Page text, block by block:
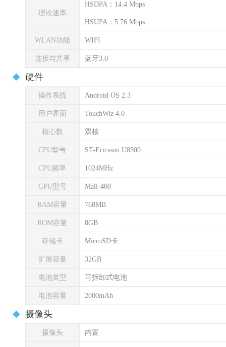
理论速率
HSDPA：14.4 Mbps
HSUPA：5.76 Mbps
WLAN功能 WIFI
连接与共享 蓝牙3.0
硬件
操作系统 Android OS 2.3
用户界面 TouchWiz 4.0
核心数 双核
CPU型号 ST-Ericsson U8500
CPU频率 1024MHz
GPU型号 Mali-400
RAM容量 768MB
ROM容量 8GB
存储卡 MicroSD卡
扩展容量 32GB
电池类型 可拆卸式电池
电池容量 2000mAh
摄像头
摄像头 内置